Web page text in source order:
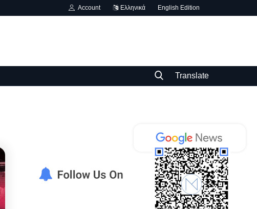
Account Ελληνικά English Edition
Translate